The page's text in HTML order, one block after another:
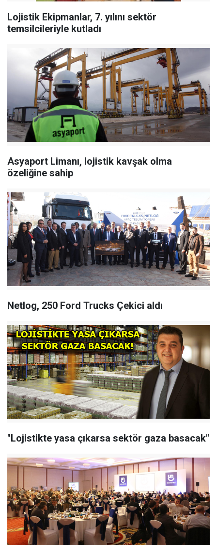
Lojistik Ekipmanlar, 7. yılını sektör
temsilcileriyle kutladı
Asyaport Limanı, lojistik kavşak olma
özeliğine sahip
Netlog, 250 Ford Trucks Çekici aldı
"Lojistikte yasa çıkarsa sektör gaza basacak"